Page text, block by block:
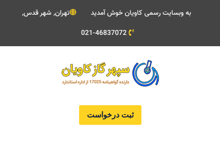
به وبسایت رسمی کاویان خوش آمدید
تهران, شهر قدس,
ثبت درخواست